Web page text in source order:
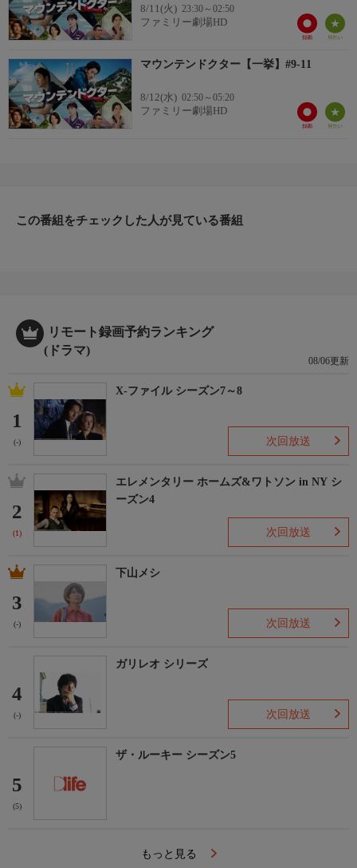
『#1-4 大自然の真ん中で命をつなぐ山岳医療チーム誕生/山岳医
療チーム始動！滑落事故から親子の命を救え/一年前の落石事故
の悲しき事故の記憶』
【放送・製作】
2024年初放送
【話数】
8/11(火) 23:30～02:50
ファミリー劇場HD
マウンテンドクター【一挙】#9-11
8/12(水) 02:50～05:20
ファミリー劇場HD
この番組をチェックした人が見ている番組
リモート録画予約ランキング
(ドラマ)
08/06更新
1
(-)
X-ファイル シーズン7～8
次回放送
2
(1)
エレメンタリー ホームズ&ワトソン in NY シ
ーズン4
次回放送
3
(-)
下山メシ
次回放送
4
(-)
ガリレオ シリーズ
次回放送
5
(5)
ザ・ルーキー シーズン5
もっと見る